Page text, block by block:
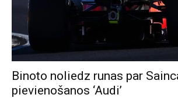
Binoto noliedz runas par
pievienošanos ‘Audi’